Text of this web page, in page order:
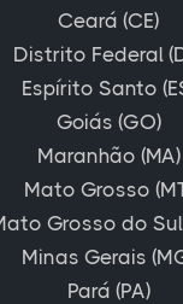
Ceará (CE)
Distrito Federal
Espírito Santo
Goiás (GO)
Maranhão (MA)
Mato Grosso
Grosso do Sul
Minas Gerais
Pará (PA)